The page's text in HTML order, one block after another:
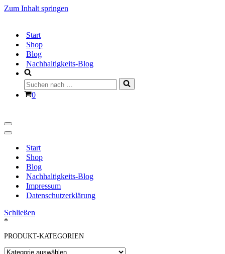
Zum Inhalt springen
Start
Shop
Blog
Nachhaltigkeits-Blog
Suchen
nach …
Warenkorb
0
Navigationsmenü
Navigationsmenü
Start
Shop
Blog
Nachhaltigkeits-Blog
Impressum
Datenschutzerklärung
Schließen
*
PRODUKT-KATEGORIEN